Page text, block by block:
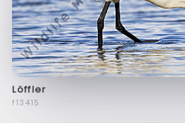
Löffler
f13415